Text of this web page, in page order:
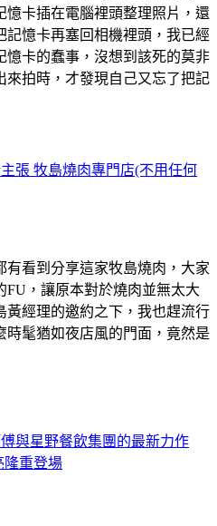
憶卡插在電腦裡頭整理照片，還
憶卡再塞回相機裡頭，我已經
憶卡的蠢事，沒想到該死的莫非
來拍時，才發現自己又忘了把記
張 牧島燒肉專門店(不用任何
有看到分享這家牧島燒肉，大家
，讓原本對於燒肉並無太大
黃經理的邀約之下，我也趕流行
時髦猶如夜店風的門面，竟然是
與星野餐飲集團的最新力作
隆重登場